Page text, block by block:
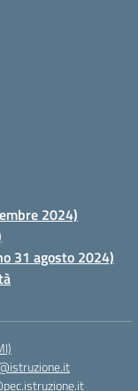
2024)
31 agosto 2024)